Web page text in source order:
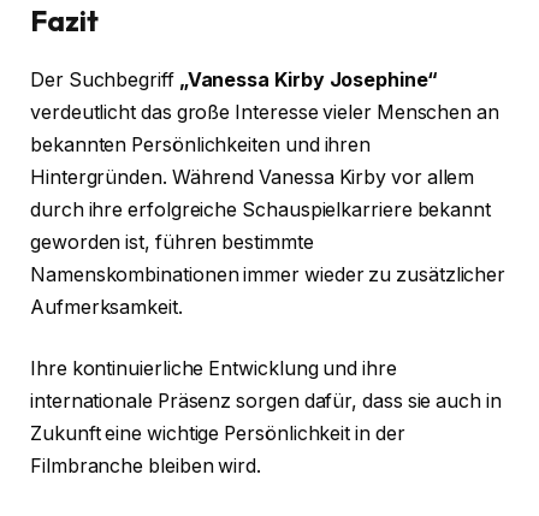
Fazit
Der Suchbegriff „Vanessa Kirby Josephine“
verdeutlicht das große Interesse vieler Menschen an
bekannten Persönlichkeiten und ihren
Hintergründen. Während Vanessa Kirby vor allem
durch ihre erfolgreiche Schauspielkarriere bekannt
geworden ist, führen bestimmte
Namenskombinationen immer wieder zu zusätzlicher
Aufmerksamkeit.
Ihre kontinuierliche Entwicklung und ihre
internationale Präsenz sorgen dafür, dass sie auch in
Zukunft eine wichtige Persönlichkeit in der
Filmbranche bleiben wird.